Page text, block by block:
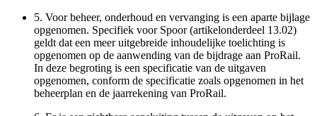
5. Voor beheer, onderhoud en vervanging is een aparte bijlage
opgenomen. Specifiek voor Spoor (artikelonderdeel 13.02)
geldt dat een meer uitgebreide inhoudelijke toelichting is
opgenomen op de aanwending van de bijdrage aan ProRail.
In deze begroting is een specificatie van de uitgaven
opgenomen, conform de specificatie zoals opgenomen in het
beheerplan en de jaarrekening van ProRail.